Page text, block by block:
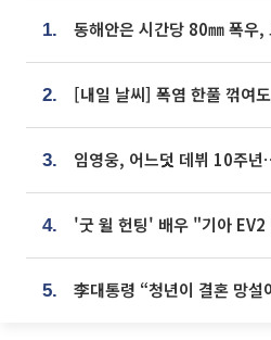
1.
2.
3.
4.
5.